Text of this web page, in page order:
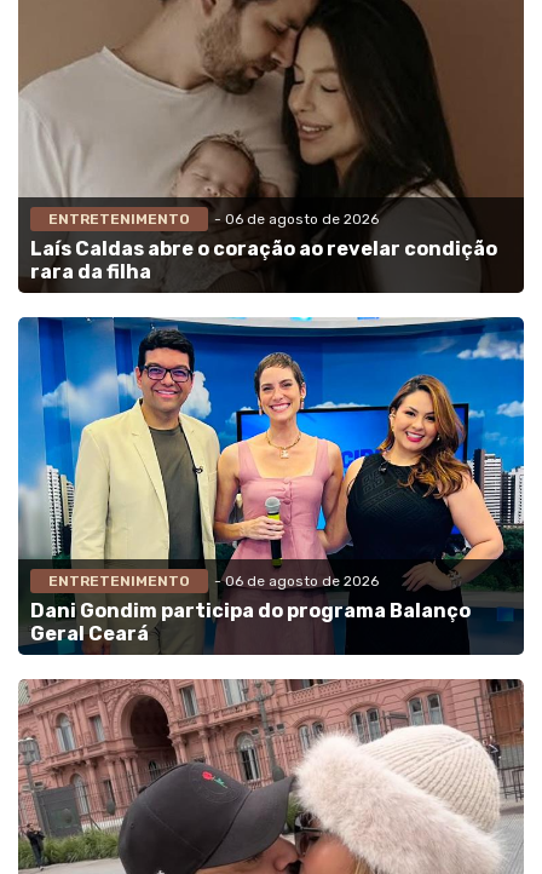
ENTRETENIMENTO - 06 de agosto de 2026
Laís Caldas abre o coração ao revelar condição
rara da filha
ENTRETENIMENTO - 06 de agosto de 2026
Dani Gondim participa do programa Balanço
Geral Ceará